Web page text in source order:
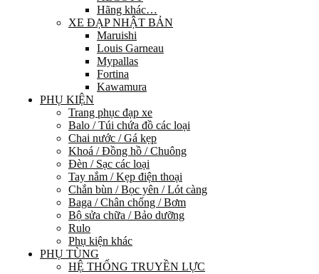
Hãng khác…
XE ĐẠP NHẬT BẢN
Maruishi
Louis Garneau
Mypallas
Fortina
Kawamura
PHỤ KIỆN
Trang phục đạp xe
Balo / Túi chứa đồ các loại
Chai nước / Gá kẹp
Khoá / Đồng hồ / Chuông
Đèn / Sạc các loại
Tay nắm / Kẹp điện thoại
Chắn bùn / Bọc yên / Lót càng
Baga / Chân chống / Bơm
Bộ sửa chữa / Bảo dưỡng
Rulo
Phụ kiện khác
PHỤ TÙNG
HỆ THỐNG TRUYỀN LỰC